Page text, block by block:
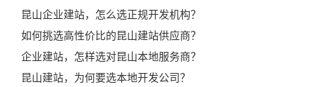
昆山企业建站，怎么选正规开发机构？
如何挑选高性价比的昆山建站供应商？
企业建站，怎样选对昆山本地服务商？
昆山建站，为何要选本地开发公司？